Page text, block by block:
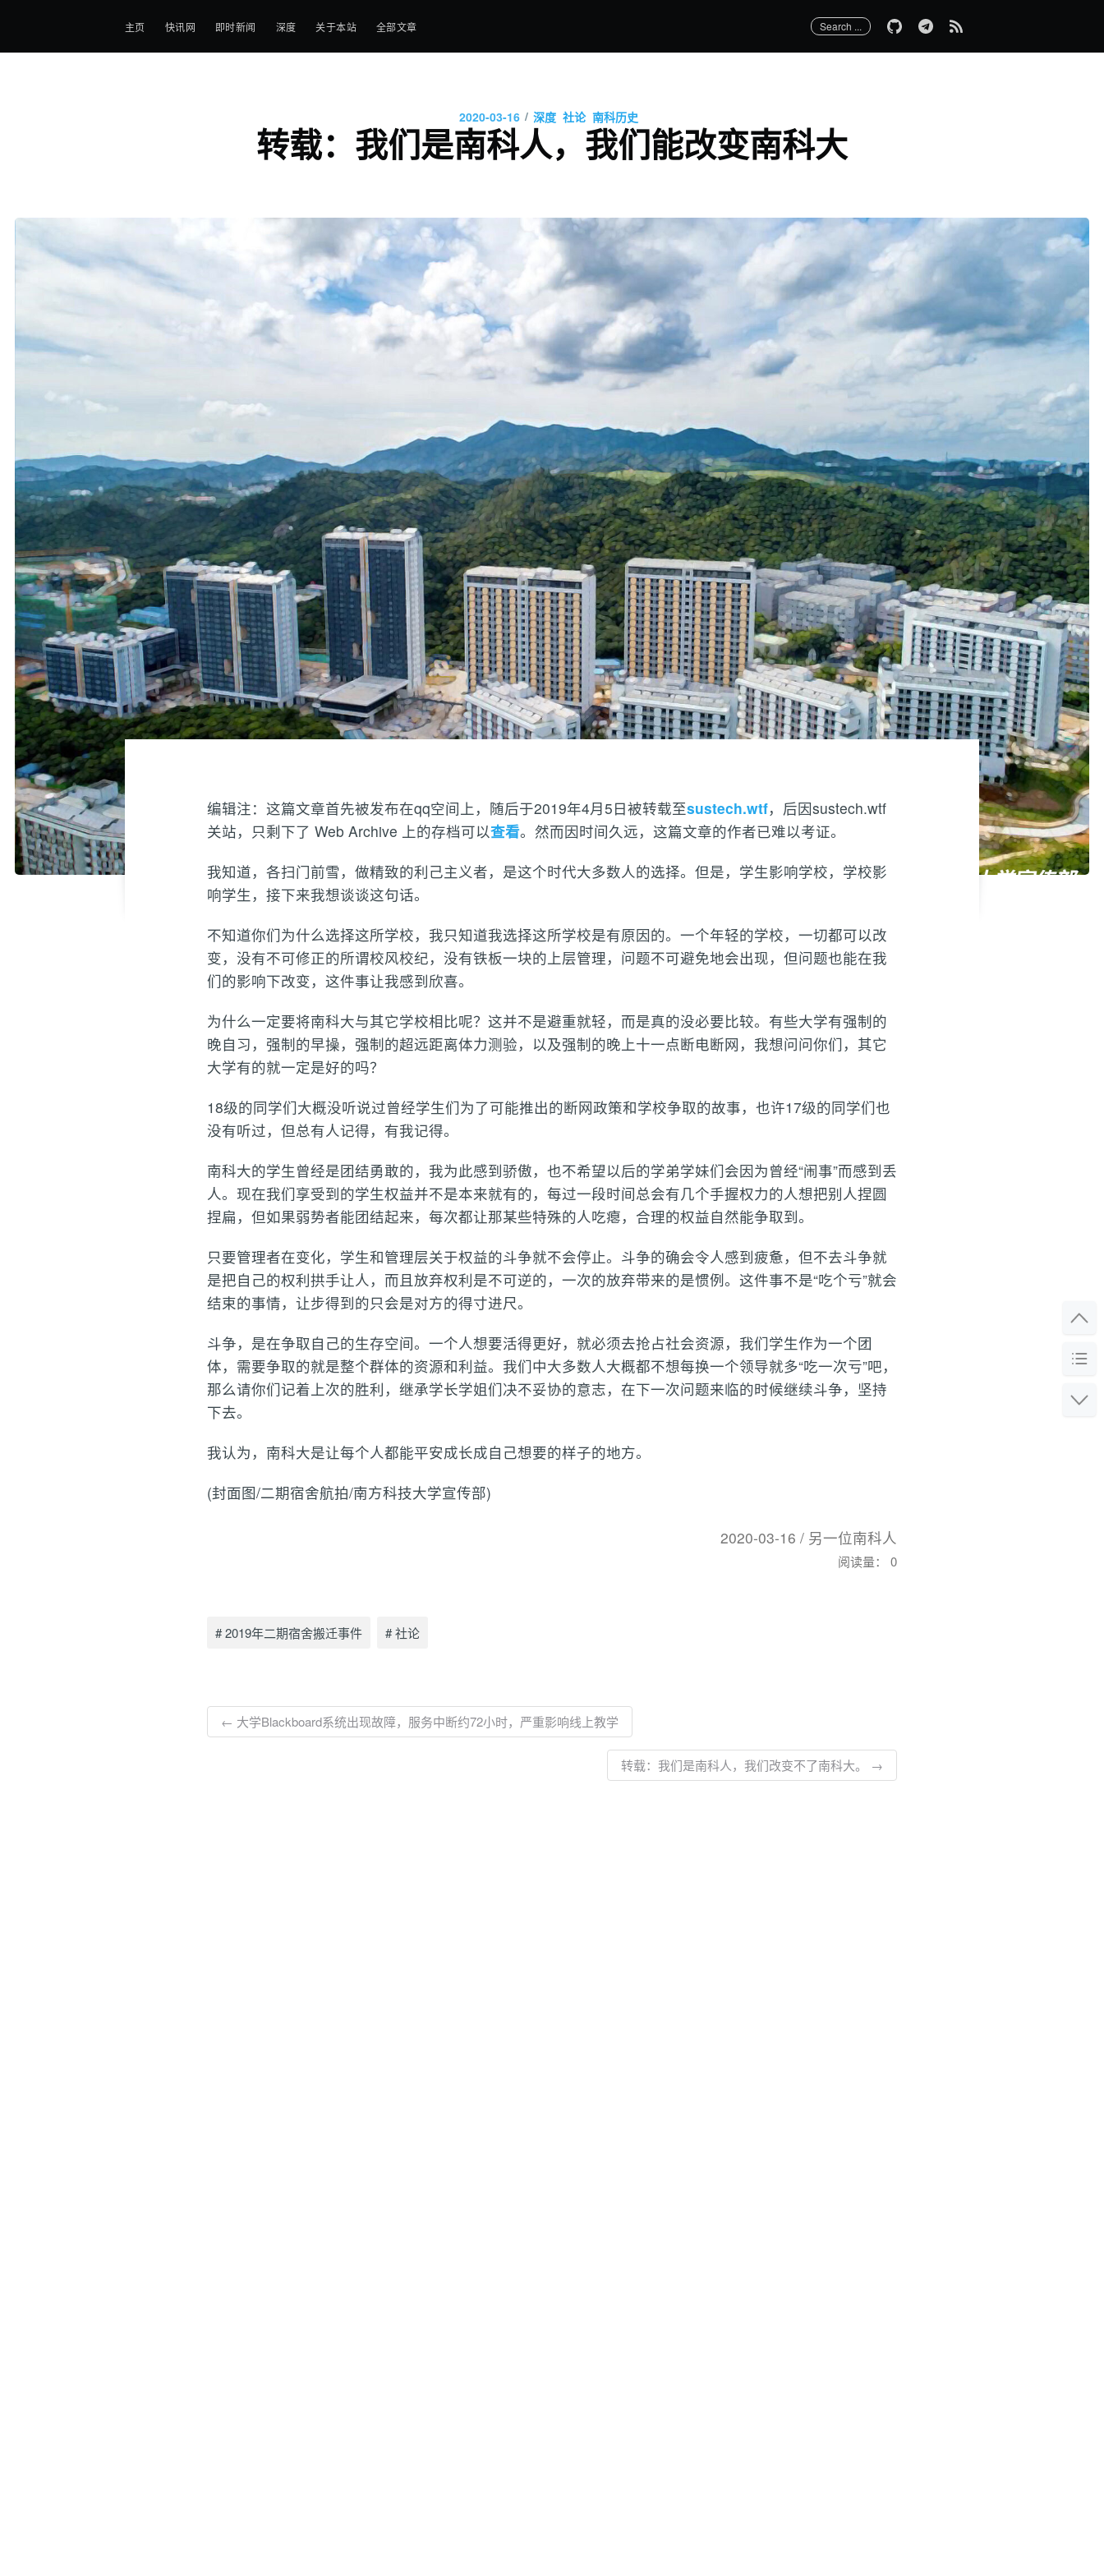
主页 快讯网 即时新闻 深度 关于本站 全部文章 Search ...
2020-03-16 / 深度 社论 南科历史
转载：我们是南科人，我们能改变南科大
编辑注：这篇文章首先被发布在qq空间上，随后于2019年4月5日被转载至sustech.wtf，后因sustech.wtf
关站，只剩下了 Web Archive 上的存档可以查看。然而因时间久远，这篇文章的作者已难以考证。
我知道，各扫门前雪，做精致的利己主义者，是这个时代大多数人的选择。但是，学生影响学校，学校影
响学生，接下来我想谈谈这句话。
不知道你们为什么选择这所学校，我只知道我选择这所学校是有原因的。一个年轻的学校，一切都可以改
变，没有不可修正的所谓校风校纪，没有铁板一块的上层管理，问题不可避免地会出现，但问题也能在我
们的影响下改变，这件事让我感到欣喜。
为什么一定要将南科大与其它学校相比呢？这并不是避重就轻，而是真的没必要比较。有些大学有强制的
晚自习，强制的早操，强制的超远距离体力测验，以及强制的晚上十一点断电断网，我想问问你们，其它
大学有的就一定是好的吗？
18级的同学们大概没听说过曾经学生们为了可能推出的断网政策和学校争取的故事，也许17级的同学们也
没有听过，但总有人记得，有我记得。
南科大的学生曾经是团结勇敢的，我为此感到骄傲，也不希望以后的学弟学妹们会因为曾经“闹事”而感到丢
人。现在我们享受到的学生权益并不是本来就有的，每过一段时间总会有几个手握权力的人想把别人捏圆
捏扁，但如果弱势者能团结起来，每次都让那某些特殊的人吃瘪，合理的权益自然能争取到。
只要管理者在变化，学生和管理层关于权益的斗争就不会停止。斗争的确会令人感到疲惫，但不去斗争就
是把自己的权利拱手让人，而且放弃权利是不可逆的，一次的放弃带来的是惯例。这件事不是“吃个亏”就会
结束的事情，让步得到的只会是对方的得寸进尺。
斗争，是在争取自己的生存空间。一个人想要活得更好，就必须去抢占社会资源，我们学生作为一个团
体，需要争取的就是整个群体的资源和利益。我们中大多数人大概都不想每换一个领导就多“吃一次亏”吧，
那么请你们记着上次的胜利，继承学长学姐们决不妥协的意志，在下一次问题来临的时候继续斗争，坚持
下去。
我认为，南科大是让每个人都能平安成长成自己想要的样子的地方。
(封面图/二期宿舍航拍/南方科技大学宣传部)
2020-03-16 / 另一位南科人
阅读量： 0
# 2019年二期宿舍搬迁事件 # 社论
← 大学Blackboard系统出现故障，服务中断约72小时，严重影响线上教学
转载：我们是南科人，我们改变不了南科大。 →